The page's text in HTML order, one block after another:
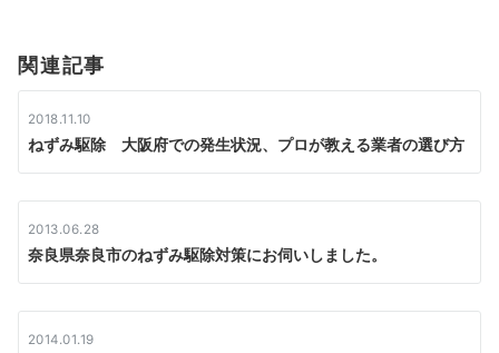
ョ
ン
関連記事
2018.11.10
ねずみ駆除 大阪府での発生状況、プロが教える業者の選び方
2013.06.28
奈良県奈良市のねずみ駆除対策にお伺いしました。
2014.01.19